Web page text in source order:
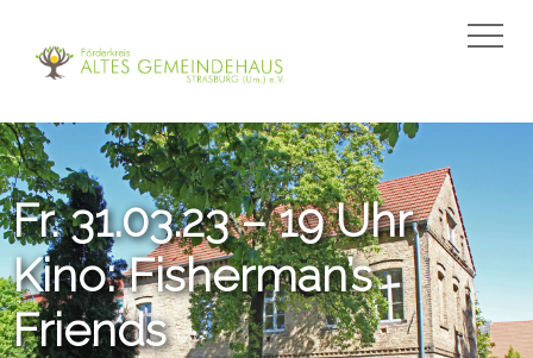
Fr. 31.03.23 – 19 Uhr
Kino: Fisherman’s
Friends